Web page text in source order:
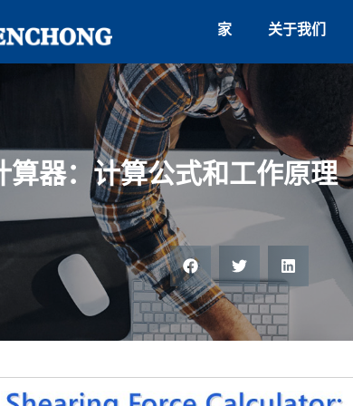
家 关于我们
算器：计算公式和工作原理